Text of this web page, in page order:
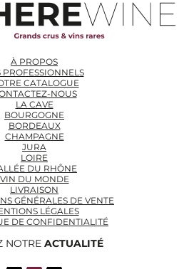
À PROPOS
PROFESSIONNELS
CATALOGUE
NOUS
LA CAVE
BOURGOGNE
BORDEAUX
CHAMPAGNE
JURA
LOIRE
DU RHÔNE
VIN DU MONDE
LIVRAISON
GÉNÉRALES DE VENTE
LÉGALES
DE CONFIDENTIALITÉ
NOTRE ACTUALITÉ